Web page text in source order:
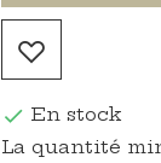
 En stock
La quantité